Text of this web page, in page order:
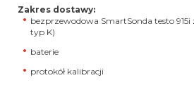
Zakres dostawy:
bezprzewodowa SmartSonda testo
typ K)
baterie
protokół kalibracji